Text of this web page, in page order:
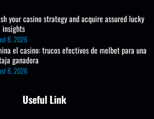
your casino strategy and acquire assured lucky
insights
8, 2026
el casino: trucos efectivos de melbet para una
ganadora
8, 2026
Useful Link